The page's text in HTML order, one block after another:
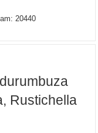
20440
Rustichella